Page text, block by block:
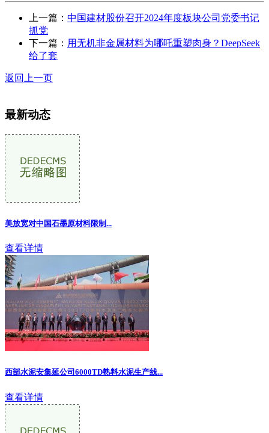
上一篇： 中国建材股份召开2024年度板块公司党委书记
抓党
下一篇： 用无机非金属材料为哪吒重塑肉身？DeepSeek
给了套
返回上一页
最新动态
美放宽对中国石墨原材料限制 ...
查看详情
西部水泥安集延公司6000TD熟料水泥生产线...
查看详情